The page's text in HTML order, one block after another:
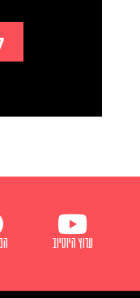
ערוץ היוטיוב